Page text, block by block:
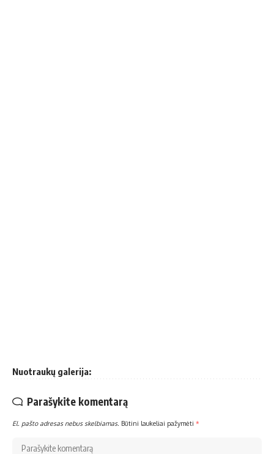
Nuotraukų galerija:
Parašykite komentarą
El. pašto adresas nebus skelbiamas. Būtini laukeliai pažymėti *